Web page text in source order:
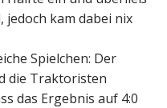
kam dabei nix
Spielchen: Der
die Traktoristen
das Ergebnis auf 4:0